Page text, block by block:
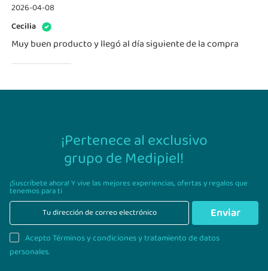
2026-04-08
Cecilia
Muy buen producto y llegó al día siguiente de la compra
¡Pertenece al exclusivo
grupo de Medipiel!
¡Suscríbete ahora! Y vive las mejores experiencias,ofertas y regalos que
tenemos para ti
Enviar
Acepto Términos y condiciones y tratamiento de datos
personales.